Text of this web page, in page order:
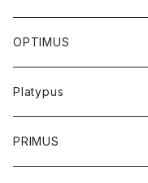
OPTIMUS
Platypus
PRIMUS